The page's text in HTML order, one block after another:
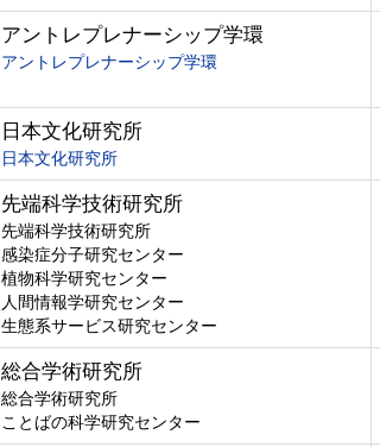
アントレプレナーシップ学環
アントレプレナーシップ学環
日本文化研究所
日本文化研究所
先端科学技術研究所
先端科学技術研究所
感染症分子研究センター
植物科学研究センター
人間情報学研究センター
生態系サービス研究センター
総合学術研究所
総合学術研究所
ことばの科学研究センター